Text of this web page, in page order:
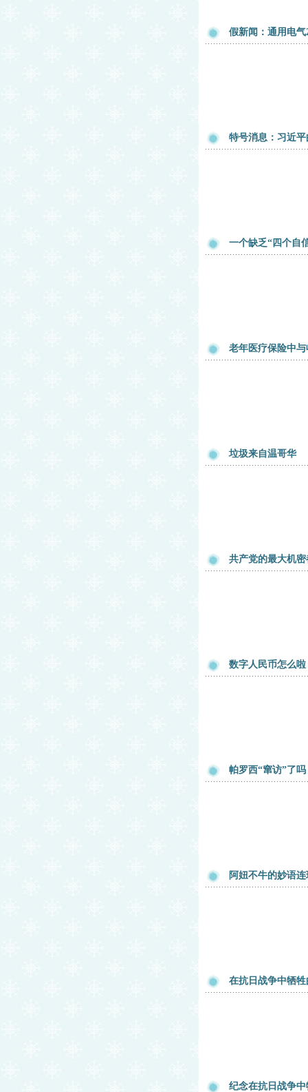
假新闻：通用电
特号消息：习近
一个缺乏“四个自
老年医疗保险中
垃圾来自温哥华
共产党的最大机
数字人民币怎么啦
帕罗西“窜访”了吗
阿妞不牛的妙语连
在抗日战争中牺
纪念在抗日战争